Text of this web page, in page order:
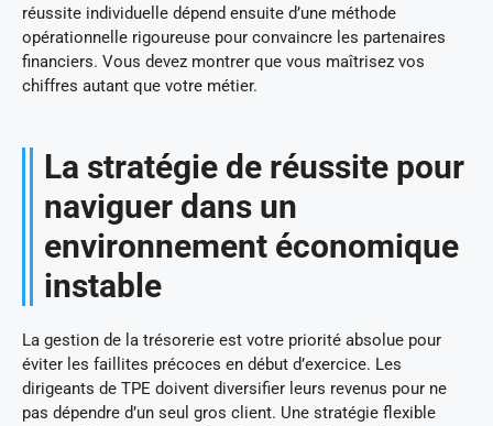
réussite individuelle dépend ensuite d’une méthode
opérationnelle rigoureuse pour convaincre les partenaires
financiers. Vous devez montrer que vous maîtrisez vos
chiffres autant que votre métier.
La stratégie de réussite pour
naviguer dans un
environnement économique
instable
La gestion de la trésorerie est votre priorité absolue pour
éviter les faillites précoces en début d’exercice. Les
dirigeants de TPE doivent diversifier leurs revenus pour ne
pas dépendre d’un seul gros client. Une stratégie flexible